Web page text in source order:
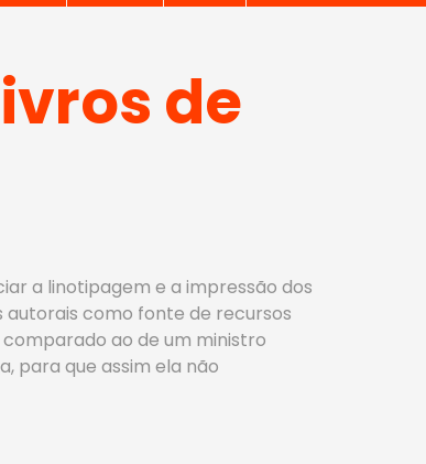
de
a linotipagem e a impressão dos
autorais como fonte de recursos
ao de um ministro
para que assim ela não